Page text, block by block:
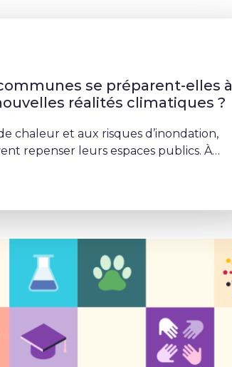
se préparent-elles à
réalités climatiques ?
chaleur et aux risques d’inondation,
repenser leurs espaces publics. À